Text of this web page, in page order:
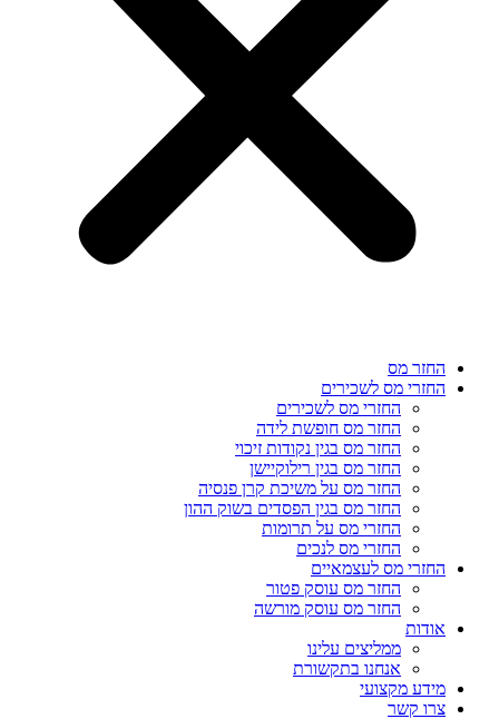
החזר מס
החזרי מס לשכירים
החזרי מס לשכירים
החזר מס חופשת לידה
החזר מס בגין נקודות זיכוי
החזר מס בגין רילוקיישן
החזר מס על משיכת קרן פנסיה
החזר מס בגין הפסדים בשוק ההון
החזרי מס על תרומות
החזרי מס לנכים
החזרי מס לעצמאיים
החזר מס עוסק פטור
החזר מס עוסק מורשה
אודות
ממליצים עלינו
אנחנו בתקשורת
מידע מקצועי
צרו קשר